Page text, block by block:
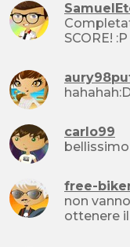
SCORE! :P
carlo99
free-
non
ottenere